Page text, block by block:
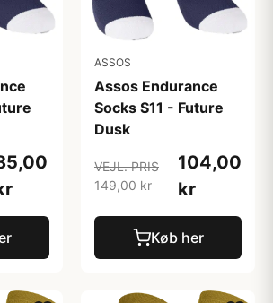
ASSOS
Assos Endurance
Socks S11 - Future
Dusk
VEJL. PRIS
149,00 kr
104,00
kr
Køb her